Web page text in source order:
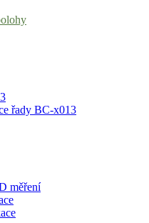
řady BC-x013
měření